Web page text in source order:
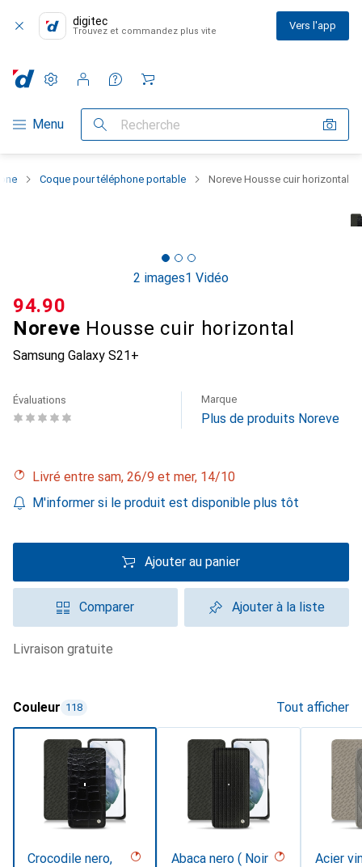
digitec
Trouvez et commandez plus vite Vers l'app
Navigation par catégorie
Menu Recherche
Paramètres
Compte client
Listes de comparaison
Listes d'envies
Panier
Coque pour téléphone portable Noreve Housse cuir horizontal
2 images1 Vidéo
Noreve Housse cuir horizontal
Samsung Galaxy S21+
CHF
94.90
Évaluations Marque
Plus de produits Noreve
Livré entre sam, 26/9 et mer, 14/10
M'informer si le produit est disponible plus tôt
Ajouter au panier
Comparer Ajouter à la liste
livraison gratuite
Couleur 118 Tout afficher
Crocodile nero,
Abaca nero ( Noir
Acier